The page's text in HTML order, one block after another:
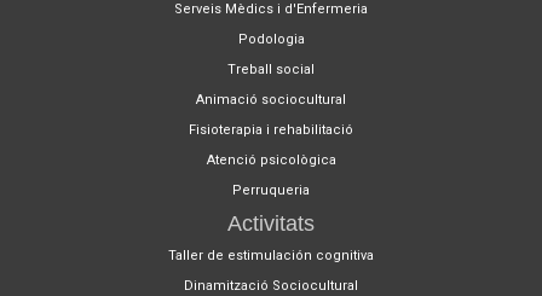
Serveis Mèdics i d'Enfermeria
Podologia
Treball social
Animació sociocultural
Fisioterapia i rehabilitació
Atenció psicològica
Perruqueria
Activitats
Taller de estimulación cognitiva
Dinamització Sociocultural